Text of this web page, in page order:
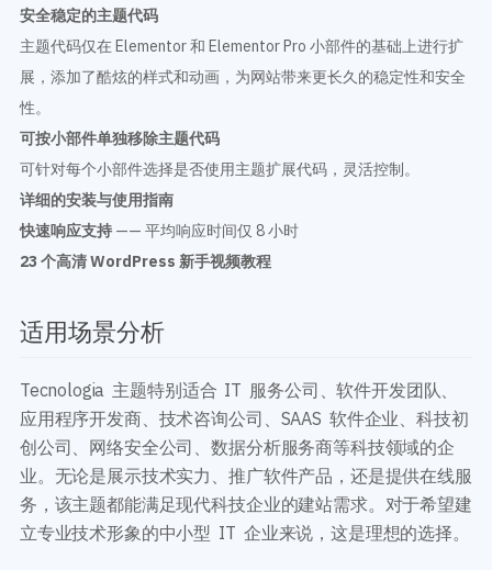
安全稳定的主题代码
主题代码仅在 Elementor 和 Elementor Pro 小部件的基础上进行扩
展，添加了酷炫的样式和动画，为网站带来更长久的稳定性和安全
性。
可按小部件单独移除主题代码
可针对每个小部件选择是否使用主题扩展代码，灵活控制。
详细的安装与使用指南
快速响应支持—— 平均响应时间仅 8 小时
23 个高清 WordPress 新手视频教程
适用场景分析
Tecnologia 主题特别适合 IT 服务公司、软件开发团队、
应用程序开发商、技术咨询公司、SAAS 软件企业、科技初
创公司、网络安全公司、数据分析服务商等科技领域的企
业。无论是展示技术实力、推广软件产品，还是提供在线服
务，该主题都能满足现代科技企业的建站需求。对于希望建
立专业技术形象的中小型 IT 企业来说，这是理想的选择。